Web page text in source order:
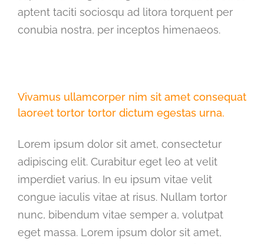
aptent taciti sociosqu ad litora torquent per
conubia nostra, per inceptos himenaeos.
Vivamus ullamcorper nim sit amet consequat
laoreet tortor tortor dictum egestas urna.
Lorem ipsum dolor sit amet, consectetur
adipiscing elit. Curabitur eget leo at velit
imperdiet varius. In eu ipsum vitae velit
congue iaculis vitae at risus. Nullam tortor
nunc, bibendum vitae semper a, volutpat
eget massa. Lorem ipsum dolor sit amet,